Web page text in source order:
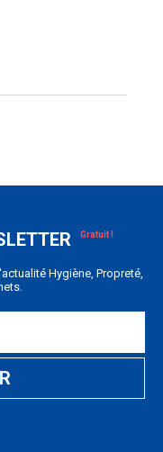
Hygiène, Propreté,